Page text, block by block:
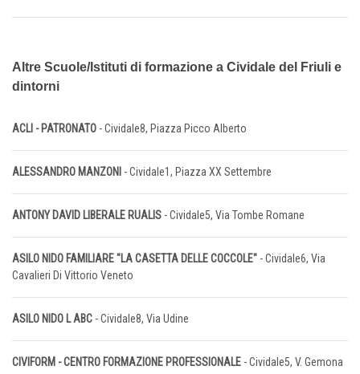
Altre Scuole/Istituti di formazione a Cividale del Friuli e
dintorni
ACLI - PATRONATO - Cividale8, Piazza Picco Alberto
ALESSANDRO MANZONI - Cividale1, Piazza XX Settembre
ANTONY DAVID LIBERALE RUALIS - Cividale5, Via Tombe Romane
ASILO NIDO FAMILIARE "LA CASETTA DELLE COCCOLE" - Cividale6, Via
Cavalieri Di Vittorio Veneto
ASILO NIDO L ABC - Cividale8, Via Udine
CIVIFORM - CENTRO FORMAZIONE PROFESSIONALE - Cividale5, V. Gemona